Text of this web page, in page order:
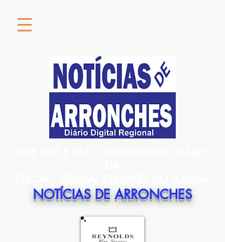
NOTÍCIAS DE ARRONCHES